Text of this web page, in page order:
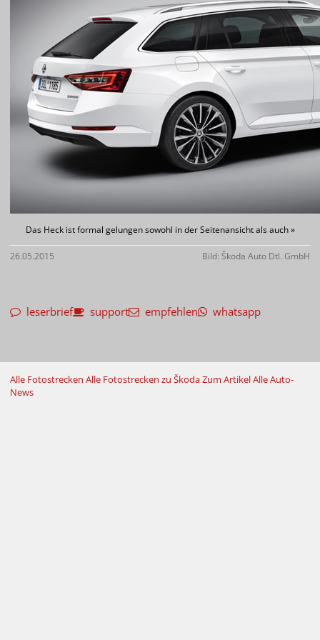
Das Heck ist formal gelungen sowohl in der Seitenansicht als auch »
26.05.2015 Bild: Škoda Auto Dtl. GmbH
leserbrief support empfehlen whatsapp
Alle Fotostrecken Alle Fotostrecken zu ŠkodaZum ArtikelAlle Auto-
News